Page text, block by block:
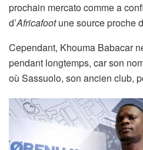
prochain mercato comme a
d’Africafootune source proche
Cependant, Khouma Babacar
pendant longtemps, car son
où Sassuolo, son ancien club,